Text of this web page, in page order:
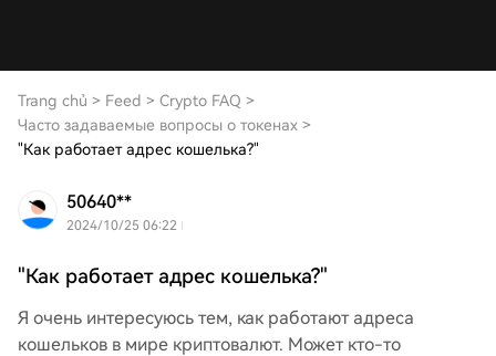
Trang chủ > Feed > Crypto FAQ >
Часто задаваемые вопросы о токенах >
"Как работает адрес кошелька?"
50640**
2024/10/25 06:22
"Как работает адрес кошелька?"
Я очень интересуюсь тем, как работают адреса
кошельков в мире криптовалют. Может кто-то